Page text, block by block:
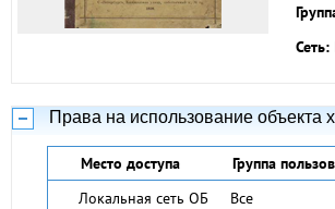
Сеть:
Права на использование объекта
Место доступа Группа
Локальная сеть ОБ
Все